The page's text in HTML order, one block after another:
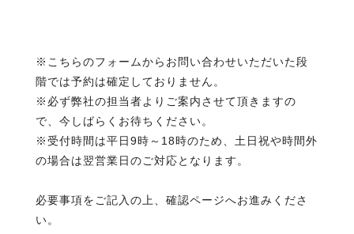
※こちらのフォームからお問い合わせいただいた段
階では予約は確定しておりません。
※必ず弊社の担当者よりご案内させて頂きますの
で、今しばらくお待ちください。
※受付時間は平日9時～18時のため、土日祝や時間外
の場合は翌営業日のご対応となります。
必要事項をご記入の上、確認ページへお進みくださ
い。